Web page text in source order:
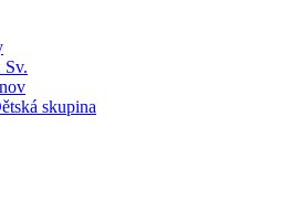
Sv.
skupina